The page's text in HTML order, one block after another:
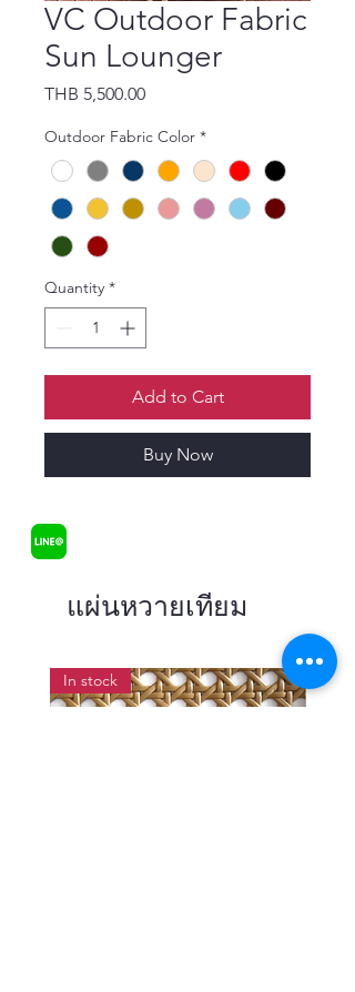
VC Outdoor Fabric
Sun Lounger
THB 5,500.00Price
Outdoor Fabric Color *
Quantity *
Add to Cart
Buy Now
แผ่นหวายเทียม
In stock